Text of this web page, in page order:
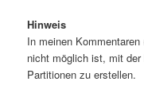
Hinweis
In meinen
nicht möglich ist, mit
Partitionen zu erstellen.